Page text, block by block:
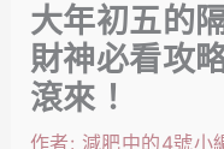
大年初五的
財神必看攻
滾來！
作者: 減肥中的4號小